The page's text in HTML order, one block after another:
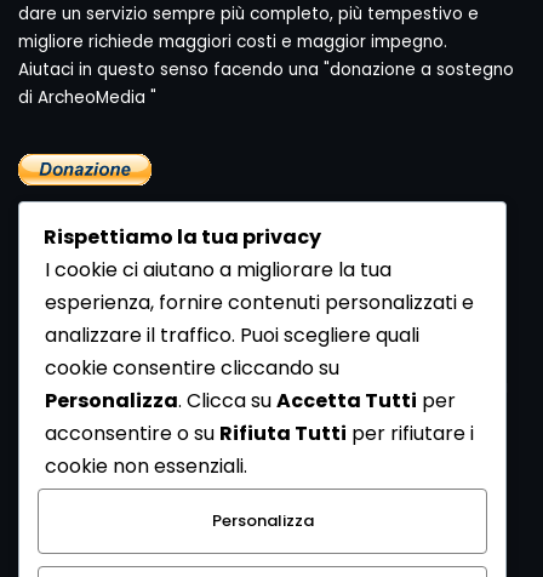
dare un servizio sempre più completo, più tempestivo e
migliore richiede maggiori costi e maggior impegno.
Aiutaci in questo senso facendo una "donazione a sostegno
di ArcheoMedia "
Newsletter
Se vuoi ricevere la Rivista gratuita di archeologia realizzata
dalla Redazione di ArcheoMedia iscriviti alla nostra
Newsletter [Clicca Qui]
Con l'invio del messaggio l'utente dichiara di aver letto
l’informativa sulla privacy e di acconsentire al trattamento
dei propri dati personali.
Rispettiamo la tua privacy
I cookie ci aiutano a migliorare la tua
esperienza, fornire contenuti personalizzati e
analizzare il traffico. Puoi scegliere quali
cookie consentire cliccando su
Personalizza. Clicca suAccetta Tutti per
acconsentire o su Rifiuta Tutti per rifiutare i
cookie non essenziali.
Personalizza